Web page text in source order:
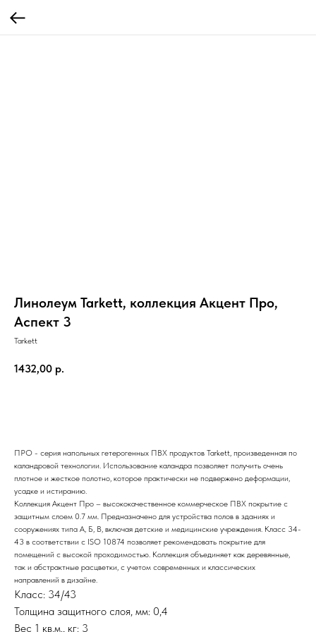
Линолеум Tarkett, коллекция Акцент Про,
Аспект 3
Tarkett
1432,00 р.
ПРО - серия напольных гетерогенных ПВХ продуктов Tarkett, произведенная по
каландровой технологии. Использование каландра позволяет получить очень
плотное и жесткое полотно, которое практически не подвержено деформации,
усадке и истиранию.
Коллекция Акцент Про – высококачественное коммерческое ПВХ покрытие с
защитным слоем 0.7 мм. Предназначено для устройства полов в зданиях и
сооружениях типа А, Б, В, включая детские и медицинские учреждения. Класс 34-
43 в соответствии с ISO 10874 позволяет рекомендовать покрытие для
помещений с высокой проходимостью. Коллекция объединяет как деревянные,
так и абстрактные расцветки, с учетом современных и классических
направлений в дизайне.
Класс: 34/43
Толщина защитного слоя, мм: 0,4
Вес 1 кв.м., кг: 3